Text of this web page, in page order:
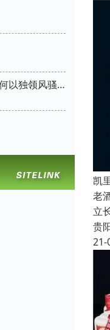
茅台与郎酒：同为酱香白酒，茅台何以独领风骚？
凯
老
立
贵
21-